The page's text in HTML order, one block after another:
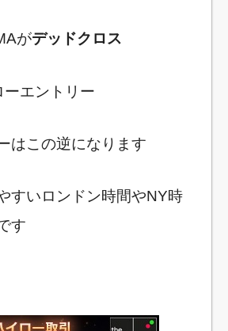
がデッドクロス
エントリー
はこの逆になります
すいロンドン時間やNY時
す